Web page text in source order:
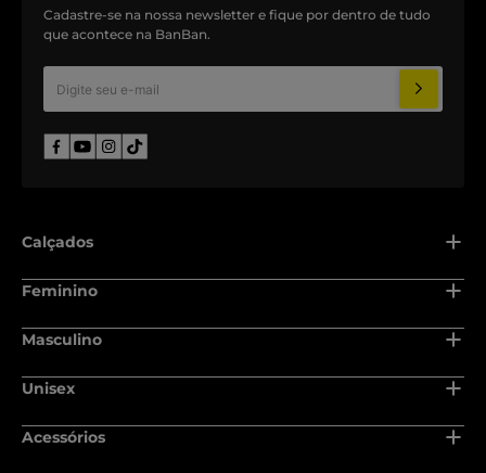
Cadastre-se na nossa newsletter e fique por dentro de tudo
que acontece na BanBan.
Calçados
Adulto
Recém nascido
Infantil
Juvenil
Feminino
Adulto
Recém nascido
Infantil
Masculino
Adulto
Recém nascido
Unisex
Adulto
Acessórios